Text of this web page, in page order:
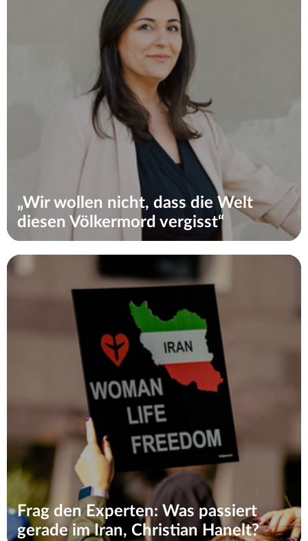
„Wir wollen nicht, dass die Welt
diesen Völkermord vergisst“
Frag den Experten: Was passiert
gerade im Iran, Christian Hanelt?